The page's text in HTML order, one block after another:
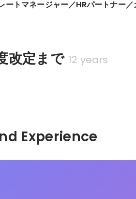
トマネージャー／HRパートナー／
改定まで 12 years